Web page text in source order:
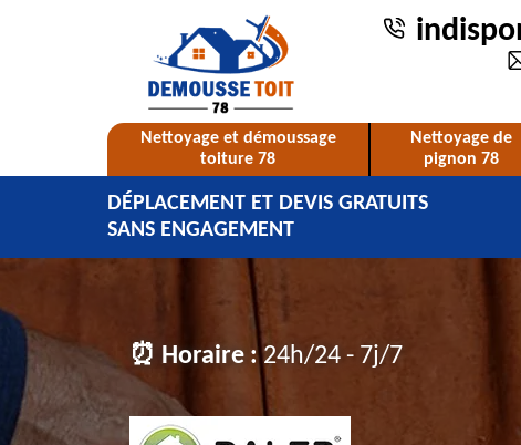
Nettoyage et démoussage
toiture 78
Nettoyage de
pignon 78
DÉPLACEMENT ET DEVIS GRATUITS
SANS ENGAGEMENT
⏰ Horaire :24h/24 - 7j/7